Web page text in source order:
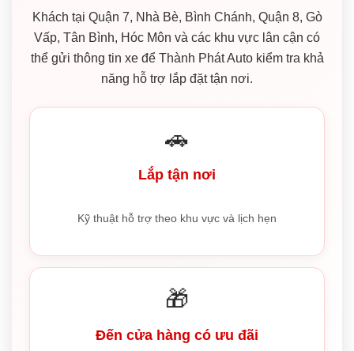
Khách tại Quận 7, Nhà Bè, Bình Chánh, Quận 8, Gò
Vấp, Tân Bình, Hóc Môn và các khu vực lân cận có
thể gửi thông tin xe để Thành Phát Auto kiểm tra khả
năng hỗ trợ lắp đặt tận nơi.
🚗
Lắp tận nơi
Kỹ thuật hỗ trợ theo khu vực và lịch hẹn
🎁
Đến cửa hàng có ưu đãi